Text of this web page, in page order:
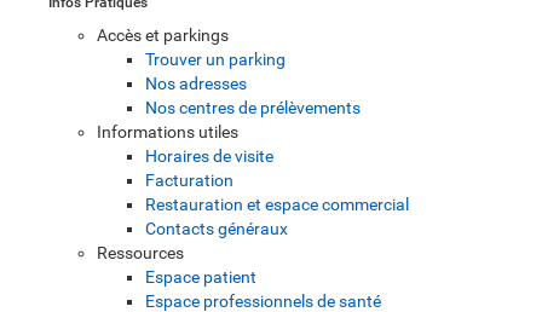
Accès et parkings
Trouver un parking
Nos adresses
Nos centres de prélèvements
Informations utiles
Horaires de visite
Facturation
Restauration et espace commercial
Contacts généraux
Ressources
Espace patient
Espace professionnels de santé